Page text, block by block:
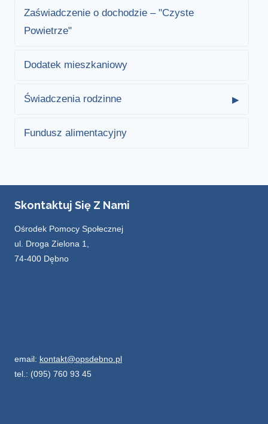
Zaświadczenie o dochodzie – "Czyste
Powietrze"
Dodatek mieszkaniowy
Świadczenia rodzinne
Fundusz alimentacyjny
Skontaktuj Się Z Nami
Ośrodek Pomocy Społecznej
ul. Droga Zielona 1,
74-400 Dębno
email: kontakt@opsdebno.pl
tel.: (095) 760 93 45